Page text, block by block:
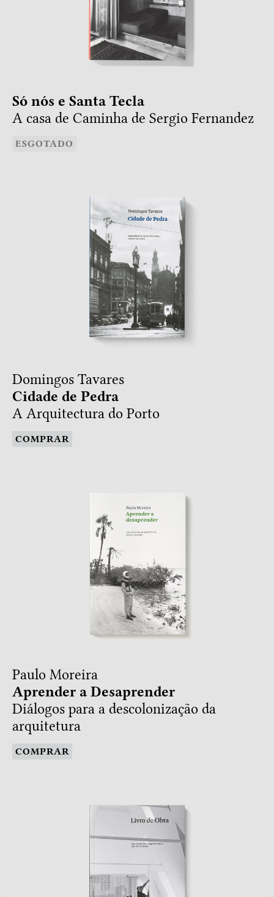
Só nós e Santa Tecla
A casa de Caminha de Sergio Fernandez
ESGOTADO
Domingos Tavares
Cidade de Pedra
A Arquitectura do Porto
COMPRAR
Paulo Moreira
Aprender a Desaprender
Diálogos para a descolonização da
arquitetura
COMPRAR